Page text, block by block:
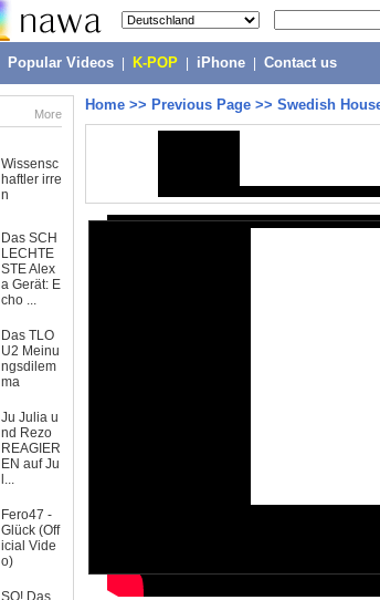
Popular Videos K-POP iPhone Contact us
More
Wissensc
haftler irre
n
Das SCH
LECHTE
STE Alex
a Gerät: E
cho ...
Das TLO
U2 Meinu
ngsdilem
ma
Ju Julia u
nd Rezo
REAGIER
EN auf Ju
l...
Fero47 -
Glück (Off
icial Vide
o)
SO! Das
Home >> Previous Page >> Swedish